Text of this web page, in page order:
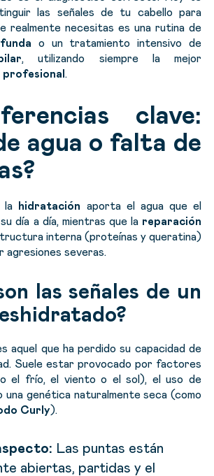
las señales de tu cabello para
realmente necesitas es una rutina de
o un tratamiento intensivo de
, utilizando siempre la mejor
profesional .
clave:
agua o falta de
la hidratación aporta el agua que el
día a día, mientras que la reparación
interna (proteínas y queratina)
agresiones severas.
las señales de un
aquel que ha perdido su capacidad de
Suele estar provocado por factores
el frío, el viento o el sol), el uso de
una genética naturalmente seca (como
Curly).
Las puntas están
abiertas, partidas y el